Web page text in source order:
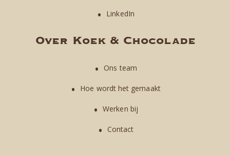
LinkedIn
Over Koek & Chocolade
Ons team
Hoe wordt het gemaakt
Werken bij
Contact